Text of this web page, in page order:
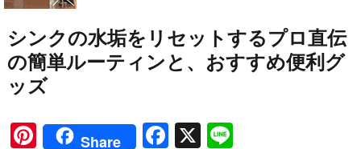
シンクの水垢をリセットするプロ直伝
の簡単ルーティンと、おすすめ便利グ
ッズ
Pinterest
Share Facebook
X